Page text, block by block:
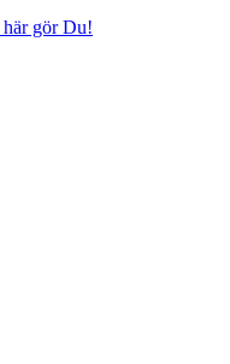
gör Du!